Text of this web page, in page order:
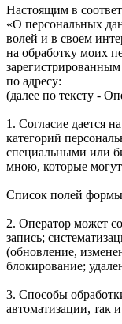
Настоящим в
«О персональных
волей и в своем
на обработку моих
по адресу:
(далее по тексту -
1. Согласие дается
категорий
специальными или
мною, которые
Список полей формы
2. Оператор может
запись;
(обновление,
блокирование;
3. Способы
автоматизации, так